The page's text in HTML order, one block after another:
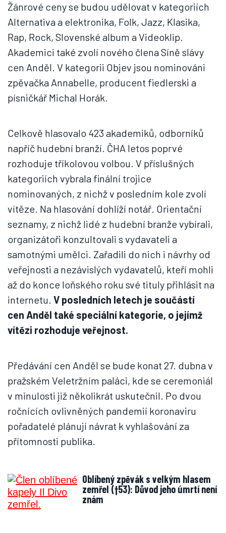
Žánrové ceny se budou udělovat v kategoriích
Alternativa a elektronika, Folk, Jazz, Klasika,
Rap, Rock, Slovenské album a Videoklip.
Akademici také zvolí nového člena Síně slávy
cen Anděl. V kategorii Objev jsou nominováni
zpěvačka Annabelle, producent fiedlerski a
písničkář Michal Horák.
Celkově hlasovalo 423 akademiků, odborníků
napříč hudební branží. ČHA letos poprvé
rozhoduje tříkolovou volbou. V příslušných
kategoriích vybrala finální trojice
nominovaných, z nichž v posledním kole zvolí
vítěze. Na hlasování dohlíží notář. Orientační
seznamy, z nichž lidé z hudební branže vybírali,
organizátoři konzultovali s vydavateli a
samotnými umělci. Zařadili do nich i návrhy od
veřejnosti a nezávislých vydavatelů, kteří mohli
až do konce loňského roku své tituly přihlásit na
internetu. V posledních letech je součástí
cen Anděl také speciální kategorie, o jejímž
vítězi rozhoduje veřejnost.
Předávání cen Anděl se bude konat 27. dubna v
pražském Veletržním paláci, kde se ceremoniál
v minulosti již několikrát uskutečnil. Po dvou
ročnících ovlivněných pandemií koronaviru
pořadatelé plánují návrat k vyhlašování za
přítomnosti publika.
Oblíbený zpěvák s velkým hlasem
zemřel (†53): Důvod jeho úmrtí není
znám